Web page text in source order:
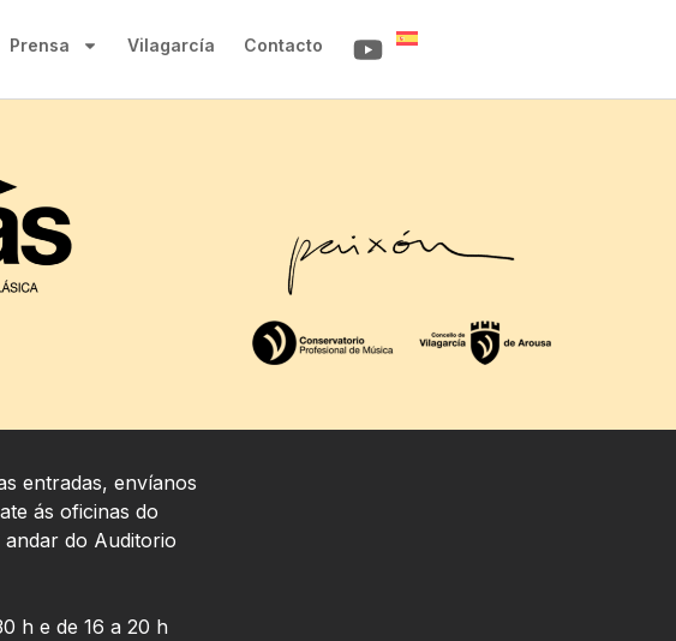
Prensa Vilagarcía Contacto
entradas, envíanos
ás oficinas do
do Auditorio
h e de 16 a 20 h